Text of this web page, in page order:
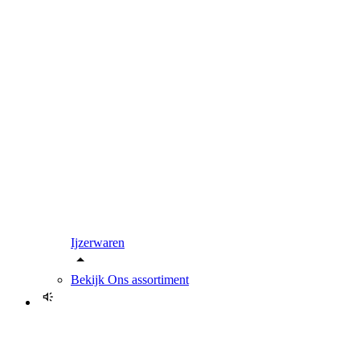
Ijzerwaren
Bekijk Ons assortiment